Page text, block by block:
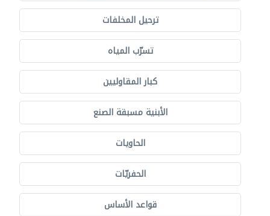
ترحيل المخلفات
تسرّب المياه
كبار المقاوليين
الأبنية مسبقة الصنع
الحاويات
الحفريّات
قواعد الأساس